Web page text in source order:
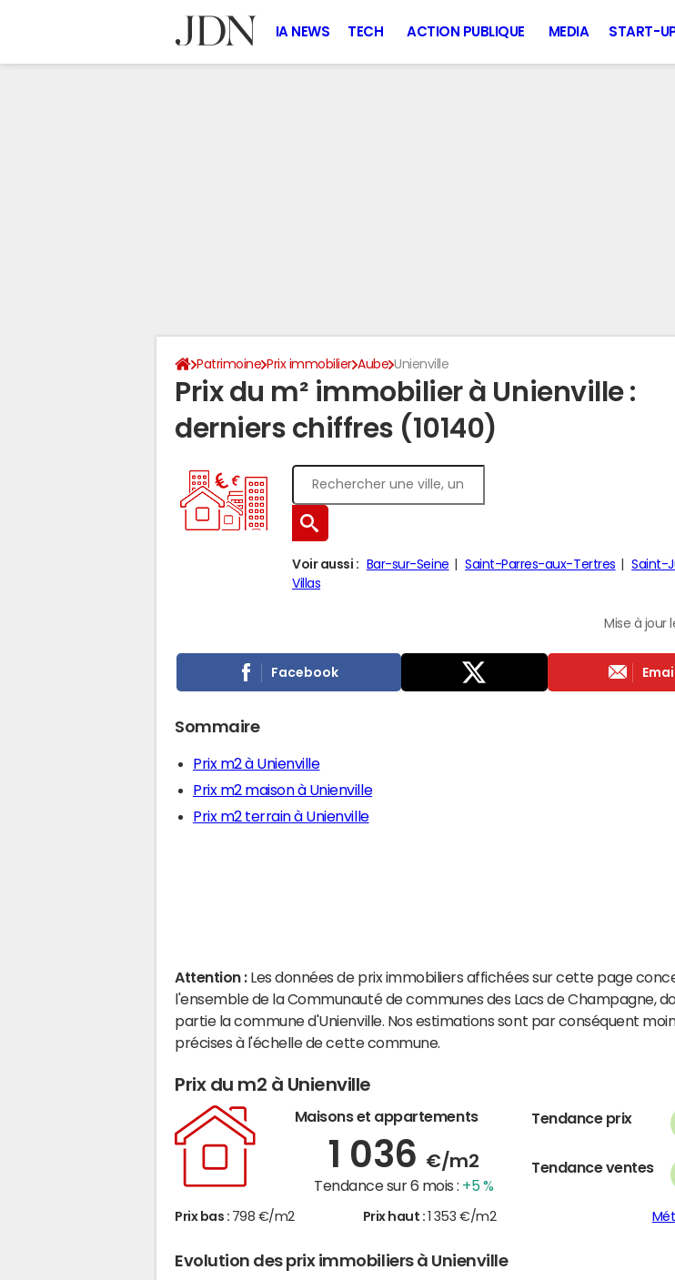
IA NEWS TECH ACTION PUBLIQUE MEDIA START-
Patrimoine Prix immobilier Aube Unienville
Prix du m² immobilier à Unienville :
derniers chiffres (10140)
Voir aussi : Bar-sur-Seine Saint-Parres-aux-Tertres
Saint-
Villas
Mise à jour
Facebook Email
Sommaire
Prix m2 à Unienville
Prix m2 maison à Unienville
Prix m2 terrain à Unienville
Attention : Les données de prix immobiliers affichées sur cette page
l'ensemble de la Communauté de communes des Lacs de Champagne,
partie la commune d'Unienville. Nos estimations sont par conséquent
précises à l'échelle de cette commune.
Prix du m2 à Unienville
Maisons et appartements
1 036 €/m2
Tendance sur 6 mois : +5 %
Tendance prix
Tendance ventes
Prix bas : 798 €/m2 Prix haut : 1 353 €/m2
Evolution des prix immobiliers à Unienville